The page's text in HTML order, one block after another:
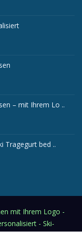
– mit Ihrem Lo ..
Tragegurt bed ..
mit Ihrem Logo -
- Ski-